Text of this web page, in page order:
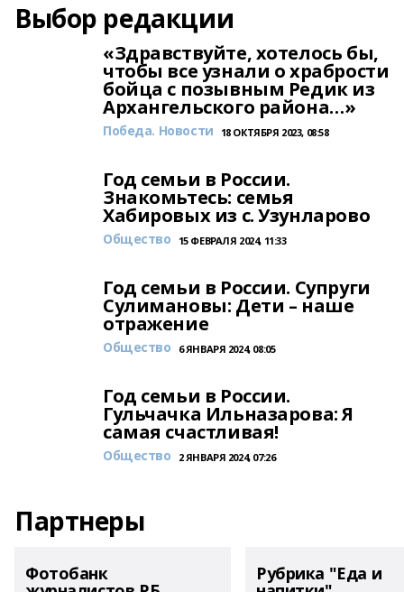
Выбор редакции
«Здравствуйте, хотелось бы,
чтобы все узнали о храбрости
бойца с позывным Редик из
Архангельского района…»
Победа. Новости 18 ОКТЯБРЯ 2023, 08:58
Год семьи в России.
Знакомьтесь: семья
Хабировых из с. Узунларово
Общество 15 ФЕВРАЛЯ 2024, 11:33
Год семьи в России. Супруги
Сулимановы: Дети – наше
отражение
Общество 6 ЯНВАРЯ 2024, 08:05
Год семьи в России.
Гульчачка Ильназарова: Я
самая счастливая!
Общество 2 ЯНВАРЯ 2024, 07:26
Партнеры
Фотобанк Рубрика "Еда и